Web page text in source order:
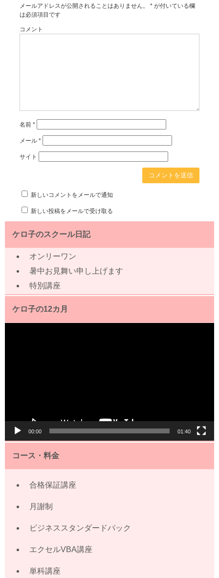
メールアドレスが公開されることはありません。 * が付いている欄
は必須項目です
コメント
名前 *
メール *
サイト
新しいコメントをメールで通知
新しい投稿をメールで受け取る
ケロ子のスクール日記
オンリーワン
暑中お見舞い申し上げます
特別講座
ケロ子の12カ月
00:00 01:40
コース・料金
合格保証講座
月謝制
ビジネススタンダードパック
エクセルVBA講座
単科講座